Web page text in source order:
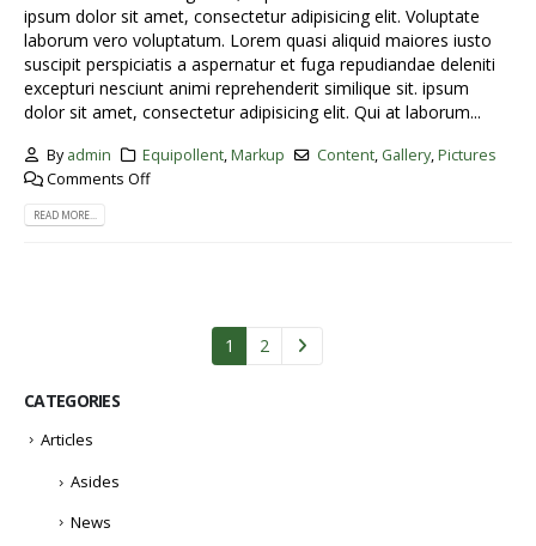
ipsum dolor sit amet, consectetur adipisicing elit. Voluptate
laborum vero voluptatum. Lorem quasi aliquid maiores iusto
suscipit perspiciatis a aspernatur et fuga repudiandae deleniti
excepturi nesciunt animi reprehenderit similique sit. ipsum
dolor sit amet, consectetur adipisicing elit. Qui at laborum...
Byadmin Equipollent,Markup Content, Gallery,Pictures
Comments Off
READ MORE...
1 2
CATEGORIES
Articles
Asides
News